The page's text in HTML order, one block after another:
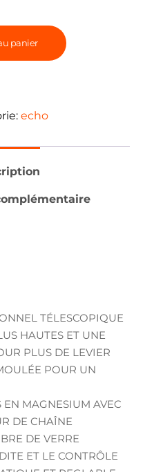
panier
echo
TÉLESCOPIQUE
HAUTES ET UNE
PLUS DE LEVIER
POUR UN
EN MAGNESIUM AVEC
DE CHAÎNE
DE VERRE
ET LE CONTRÔLE